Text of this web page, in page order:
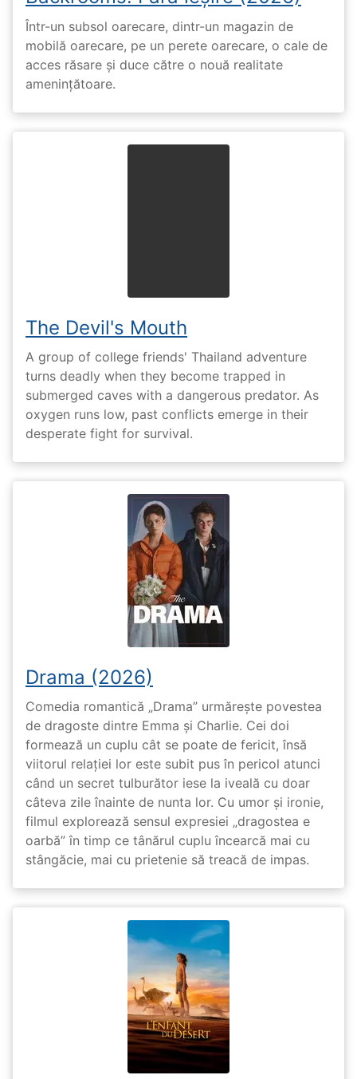
Într-un subsol oarecare, dintr-un magazin de
mobilă oarecare, pe un perete oarecare, o cale de
acces răsare și duce către o nouă realitate
amenințătoare.
The Devil's Mouth
A group of college friends' Thailand adventure
turns deadly when they become trapped in
submerged caves with a dangerous predator. As
oxygen runs low, past conflicts emerge in their
desperate fight for survival.
Drama (2026)
Comedia romantică „Drama” urmărește povestea
de dragoste dintre Emma și Charlie. Cei doi
formează un cuplu cât se poate de fericit, însă
viitorul relației lor este subit pus în pericol atunci
când un secret tulburător iese la iveală cu doar
câteva zile înainte de nunta lor. Cu umor și ironie,
filmul explorează sensul expresiei „dragostea e
oarbă” în timp ce tânărul cuplu încearcă mai cu
stângăcie, mai cu prietenie să treacă de impas.